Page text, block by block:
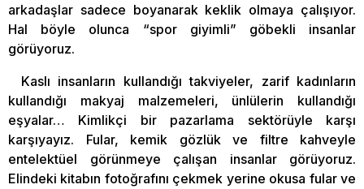
arkadaşlar sadece boyanarak keklik olmaya çalışıyor.
Hal böyle olunca “spor giyimli” göbekli insanlar
görüyoruz.
Kaslı insanların kullandığı takviyeler, zarif kadınların
kullandığı makyaj malzemeleri, ünlülerin kullandığı
eşyalar… Kimlikçi bir pazarlama sektörüyle karşı
karşıyayız. Fular, kemik gözlük ve filtre kahveyle
entelektüel görünmeye çalışan insanlar görüyoruz.
Elindeki kitabın fotoğrafını çekmek yerine okusa fular ve